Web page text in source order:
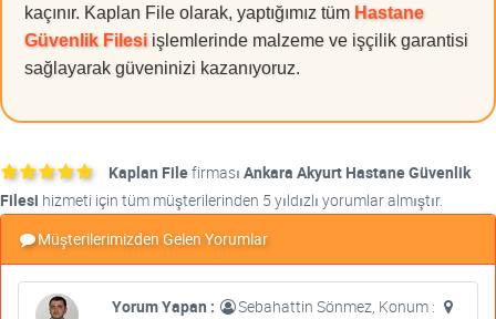
kaçınır. Kaplan File olarak, yaptığımız tüm Hastane
Güvenlik Filesi işlemlerinde malzeme ve işçilik garantisi
sağlayarak güveninizi kazanıyoruz.
Kaplan Filefirması Ankara Akyurt Hastane Güvenlik
Filesi hizmeti için tüm müşterilerinden 5 yıldızlı yorumlar almıştır.
Müşterilerimizden Gelen Yorumlar
Yorum Yapan :
Sebahattin Sönmez, Konum :